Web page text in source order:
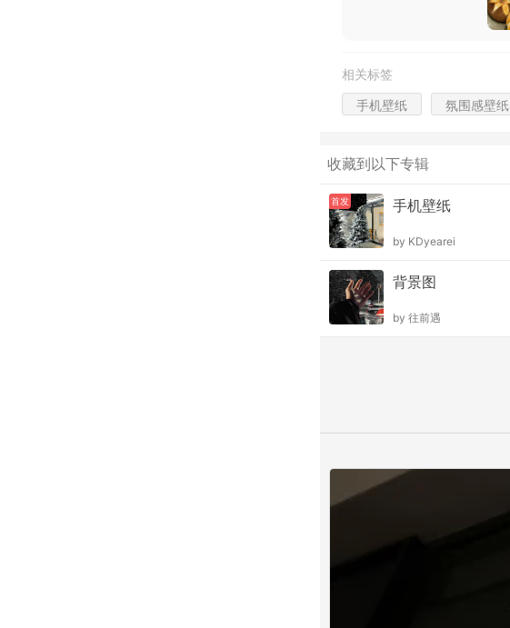
相关标签
手机壁纸 氛围感壁纸
收藏到以下专辑
首发 手机壁纸
by KDyearei
背景图
by 往前遇